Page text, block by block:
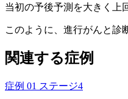
当初の予後予測を大きく上
このように、進行がんと診
関連する症例
症例 01 ステージ4